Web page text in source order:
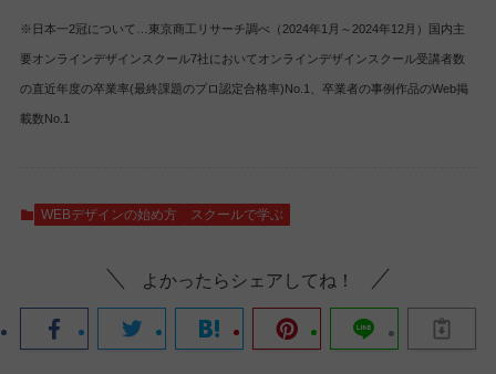
※日本一2冠について…東京商工リサーチ調べ（2024年1月～2024年12月）国内主
要オンラインデザインスクール7社においてオンラインデザインスクール受講者数
の直近年度の卒業率(最終課題のプロ認定合格率)No.1、卒業者の事例作品のWeb掲
載数No.1
WEBデザインの始め方 スクールで学ぶ
よかったらシェアしてね！